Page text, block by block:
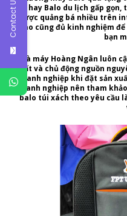
hay Balo du lịch gấp gọn,
được quảng bá nhiều trên
nào cũng đủ kinh nghiệm
bạn
Nhà máy Hoàng Ngân luôn
nhất và chủ động nguồn
doanh nghiệp khi đặt sản
doanh nghiệp nên tham
balo túi xách theo yêu cầu
Contact Us